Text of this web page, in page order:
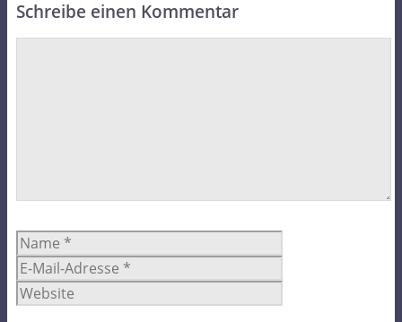
Schreibe einen Kommentar
Name
Mail-
Adresse